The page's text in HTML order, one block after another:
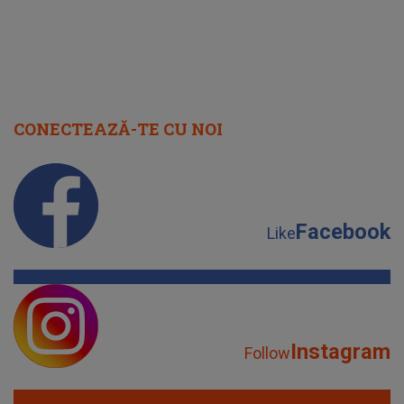
CONECTEAZĂ-TE CU NOI
LikeFacebook
FollowInstagram